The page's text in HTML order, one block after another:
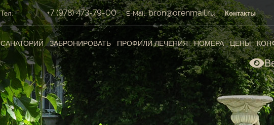
Тел: +7 (978) 473-79-00 E-Mail: bron@orenmail.ru Контакты
САНАТОРИЙ ЗАБРОНИРОВАТЬ ПРОФИЛИ ЛЕЧЕНИЯ НОМЕРА ЦЕНЫ